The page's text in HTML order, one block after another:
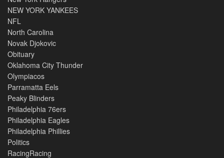
NEW YORK YANKEES
NFL
North Carolina
Novak Djokovic
Obituary
Oklahoma City Thunder
Olympiacos
Parramatta Eels
Peaky Blinders
Philadelphia 76ers
Philadelphia Eagles
Philadelphia Phillies
Politics
RacingRacing